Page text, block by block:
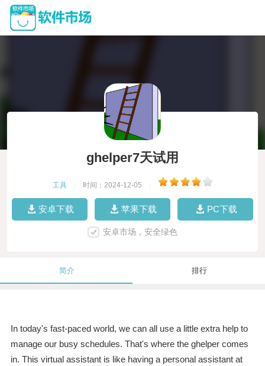
ghelper7天试用
工具 时间：2024-12-05
安卓下载 苹果下载 PC下载
安卓市场，安全绿色
简介 排行
In today's fast-paced world, we can all use a little extra help to
manage our busy schedules. That's where the ghelper comes
in. This virtual assistant is like having a personal assistant at